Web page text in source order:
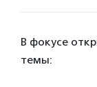
В фокусе
темы: